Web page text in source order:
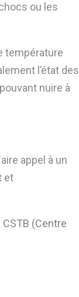
ou les
température
l’état des
nuire à
appel à un
et
CSTB (Centre